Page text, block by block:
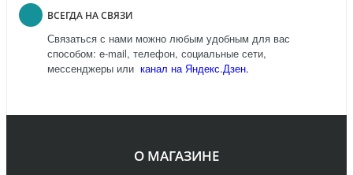
ВСЕГДА НА СВЯЗИ
Связаться с нами можно любым удобным для вас
способом: e-mail, телефон, социальные сети,
мессенджеры или канал на Яндекс.Дзен.
О МАГАЗИНЕ